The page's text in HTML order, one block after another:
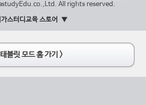
All rights reserved.
가스터디교육 스토어
태블릿 모드 홈 가기 >